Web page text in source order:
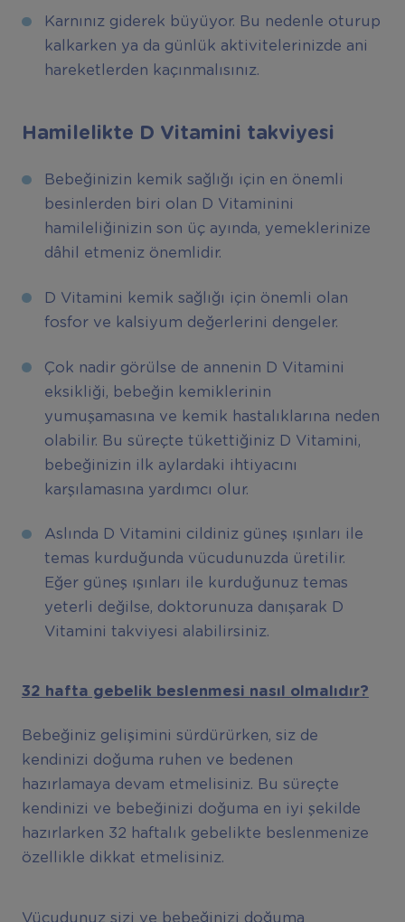
Karnınız giderek büyüyor. Bu nedenle oturup
kalkarken ya da günlük aktivitelerinizde ani
hareketlerden kaçınmalısınız.
Hamilelikte D Vitamini takviyesi
Bebeğinizin kemik sağlığı için en önemli
besinlerden biri olan D Vitaminini
hamileliğinizin son üç ayında, yemeklerinize
dâhil etmeniz önemlidir.
D Vitamini kemik sağlığı için önemli olan
fosfor ve kalsiyum değerlerini dengeler.
Çok nadir görülse de annenin D Vitamini
eksikliği, bebeğin kemiklerinin
yumuşamasına ve kemik hastalıklarına neden
olabilir. Bu süreçte tükettiğiniz D Vitamini,
bebeğinizin ilk aylardaki ihtiyacını
karşılamasına yardımcı olur.
Aslında D Vitamini cildiniz güneş ışınları ile
temas kurduğunda vücudunuzda üretilir.
Eğer güneş ışınları ile kurduğunuz temas
yeterli değilse, doktorunuza danışarak D
Vitamini takviyesi alabilirsiniz.
32 hafta gebelik beslenmesi nası l olmal ıd ır?
Bebeğiniz gelişimini sürdürürken, siz de
kendinizi doğuma ruhen ve bedenen
hazırlamaya devam etmelisiniz. Bu süreçte
kendinizi ve bebeğinizi doğuma en iyi şekilde
hazırlarken 32 haftalık gebelikte beslenmenize
özellikle dikkat etmelisiniz.
Vücudunuz sizi ve bebeğinizi doğuma